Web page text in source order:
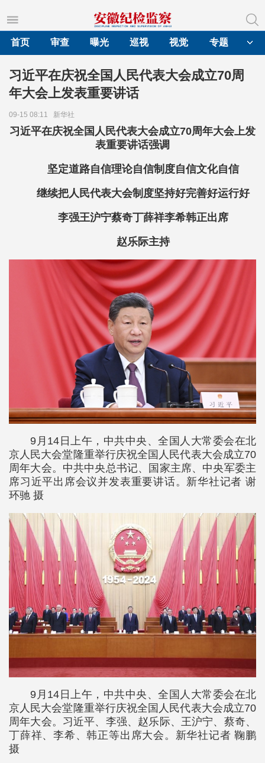
首页
审查 曝光 巡视 视觉 专题
习近平在庆祝全国人民代表大会成立70周
年大会上发表重要讲话
09-15 08:11 新华社
习近平在庆祝全国人民代表大会成立70周年大会上发
表重要讲话强调
坚定道路自信理论自信制度自信文化自信
继续把人民代表大会制度坚持好完善好运行好
李强王沪宁蔡奇丁薛祥李希韩正出席
赵乐际主持
9月14日上午，中共中央、全国人大常委会在北
京人民大会堂隆重举行庆祝全国人民代表大会成立70
周年大会。中共中央总书记、国家主席、中央军委主
席习近平出席会议并发表重要讲话。新华社记者 谢
环驰 摄
9月14日上午，中共中央、全国人大常委会在北
京人民大会堂隆重举行庆祝全国人民代表大会成立70
周年大会。习近平、李强、赵乐际、王沪宁、蔡奇、
丁薛祥、李希、韩正等出席大会。新华社记者 鞠鹏
摄